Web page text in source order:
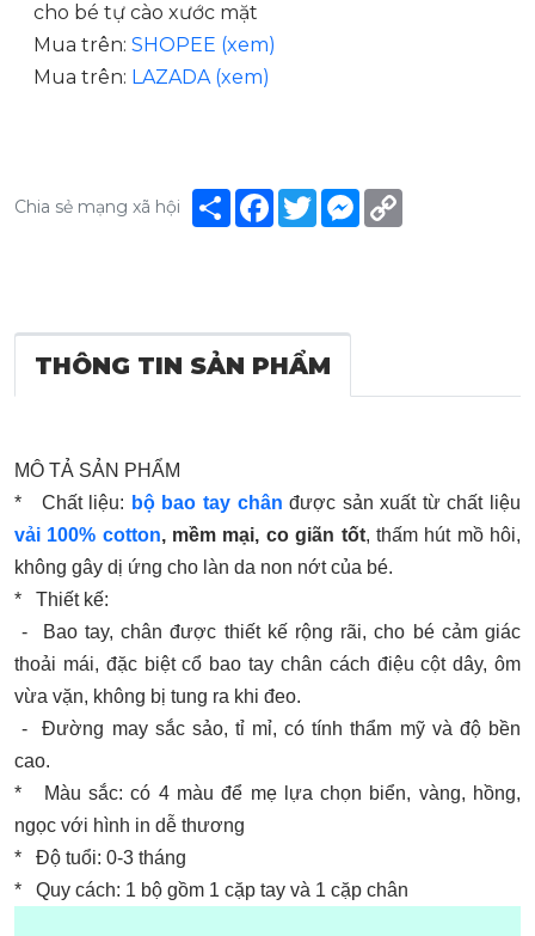
cho bé tự cào xước mặt
Mua trên: SHOPEE (xem)
Mua trên: LAZADA (xem)
Chia sẻ mạng xã hội Share Facebook
TwitterMessenger
THÔNG TIN SẢN PHẨM
MÔ TẢ SẢN PHẨM
* Chất liệu: bộ bao tay chân được sản xuất từ chất liệu
vải 100% cotton, mềm mại, co giãn tốt, thấm hút mồ hôi,
không gây dị ứng cho làn da non nớt của bé.
* Thiết kế:
- Bao tay, chân được thiết kế rộng rãi, cho bé cảm giác
thoải mái, đặc biệt cổ bao tay chân cách điệu cột dây, ôm
vừa vặn, không bị tung ra khi đeo.
- Đường may sắc sảo, tỉ mỉ, có tính thẩm mỹ và độ bền
cao.
* Màu sắc: có 4 màu để mẹ lựa chọn biển, vàng, hồng,
ngọc với hình in dễ thương
* Độ tuổi: 0-3 tháng
* Quy cách: 1 bộ gồm 1 cặp tay và 1 cặp chân